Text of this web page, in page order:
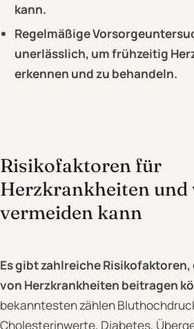
kann.
Regelmäßige
unerlässlich, um frühzeitig
erkennen und zu behandeln.
Risikofaktoren für
Herzkrankheiten und
vermeiden kann
Es gibt zahlreiche
von Herzkrankheiten beitragen
bekanntesten zählen
Cholesterinwerte, Diabetes,